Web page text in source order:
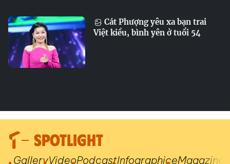
Cát Phượng yêu xa bạn trai
Việt kiều, bình yên ở tuổi 54
SPOTLIGHT
GalleryVideoPodcastInfographiceMagazine